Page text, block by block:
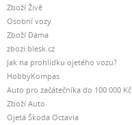
Zboží Živě
Osobní vozy
Zboží Dáma
zbozi.blesk.cz
Jak na prohlídku ojetého vozu?
HobbyKompas
Auto pro začátečníka do 100 000 Kč
Zboží Auto
Ojetá Škoda Octavia